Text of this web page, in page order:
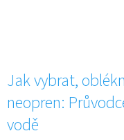
Jak vybrat,
neopren:
vodě